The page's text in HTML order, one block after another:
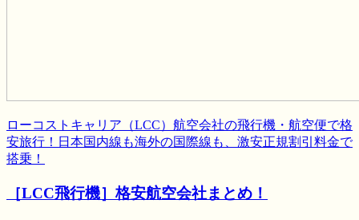
ローコストキャリア（LCC）航空会社の飛行機・航空便で格
安旅行！日本国内線も海外の国際線も、激安正規割引料金で
搭乗！
［LCC飛行機］格安航空会社まとめ！